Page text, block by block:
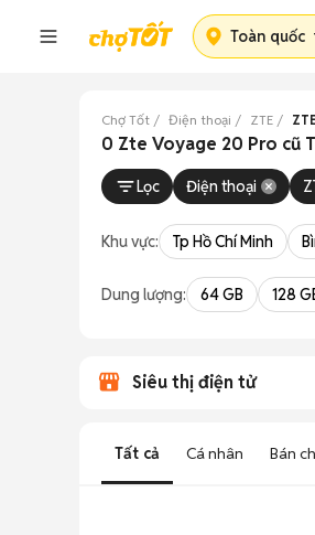
Toàn quốc
Chợ Tốt Điện thoại ZTE
0 Zte Voyage 20 Pro cũ
Lọc Điện thoại
Khu vực: Tp Hồ Chí Minh
Dung lượng: 64 GB 128
Siêu thị điện tử
Tất cả Cá nhân Bán